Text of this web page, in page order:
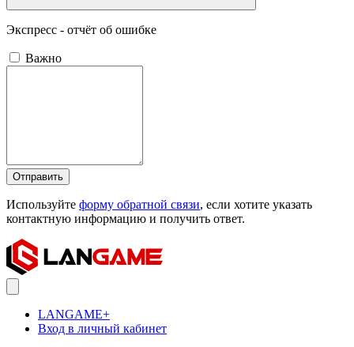
Экспресс - отчёт об ошибке
Важно
Отправить
Используйте форму обратной связи, если хотите указать
контактную информацию и получить ответ.
LANGAME+
Вход в личный кабинет